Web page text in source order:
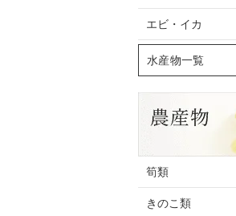
エビ・イカ
水産物一覧
筍類
きのこ類